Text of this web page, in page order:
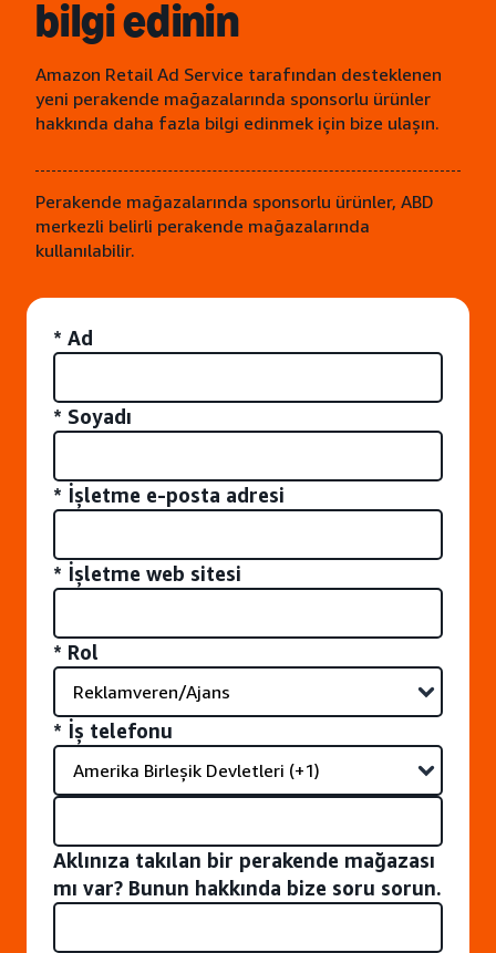
bilgi edinin
Amazon Retail Ad Service tarafından desteklenen
yeni perakende mağazalarında sponsorlu ürünler
hakkında daha fazla bilgi edinmek için bize ulaşın.
Perakende mağazalarında sponsorlu ürünler, ABD
merkezli belirli perakende mağazalarında
kullanılabilir.
* Ad
* Soyadı
* İşletme e-posta adresi
* İşletme web sitesi
* Rol
* İş telefonu
Aklınıza takılan bir perakende mağazası
mı var? Bunun hakkında bize soru sorun.